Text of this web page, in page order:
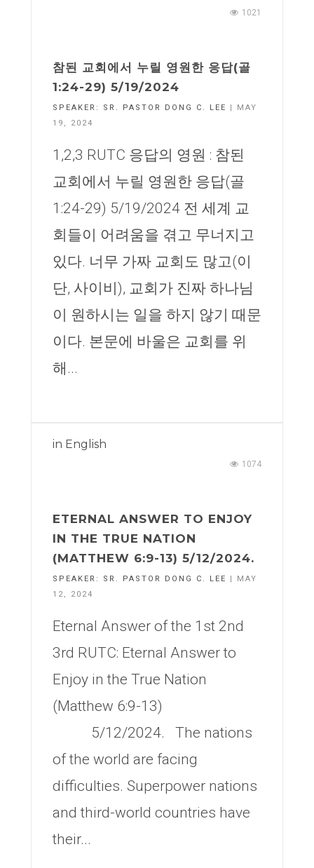
1021
참된 교회에서 누릴 영원한 응답(골
1:24-29) 5/19/2024
SPEAKER: SR. PASTOR DONG C. LEE
| MAY
19, 2024
1,2,3 RUTC 응답의 영원 : 참된
교회에서 누릴 영원한 응답(골
1:24-29) 5/19/2024 전 세계 교
회들이 어려움을 겪고 무너지고
있다. 너무 가짜 교회도 많고(이
단, 사이비), 교회가 진짜 하나님
이 원하시는 일을 하지 않기 때문
이다. 본문에 바울은 교회를 위
해...
in English
1074
ETERNAL ANSWER TO ENJOY
IN THE TRUE NATION
(MATTHEW 6:9-13) 5/12/2024.
SPEAKER: SR. PASTOR DONG C. LEE
| MAY
12, 2024
Eternal Answer of the 1st 2nd
3rd RUTC: Eternal Answer to
Enjoy in the True Nation
(Matthew 6:9-13)
5/12/2024. The nations
of the world are facing
difficulties. Superpower nations
and third-world countries have
their...